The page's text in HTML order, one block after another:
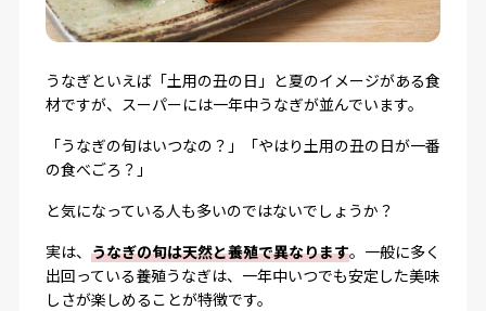
うなぎといえば「土用の丑の日」と夏のイメージがある食
材ですが、スーパーには一年中うなぎが並んでいます。
「うなぎの旬はいつなの？」「やはり土用の丑の日が一番
の食べごろ？」
と気になっている人も多いのではないでしょうか？
実は、 うなぎの旬は天然と養殖で異なります。一般に多く
出回っている養殖うなぎは、一年中いつでも安定した美味
しさが楽しめることが特徴です。